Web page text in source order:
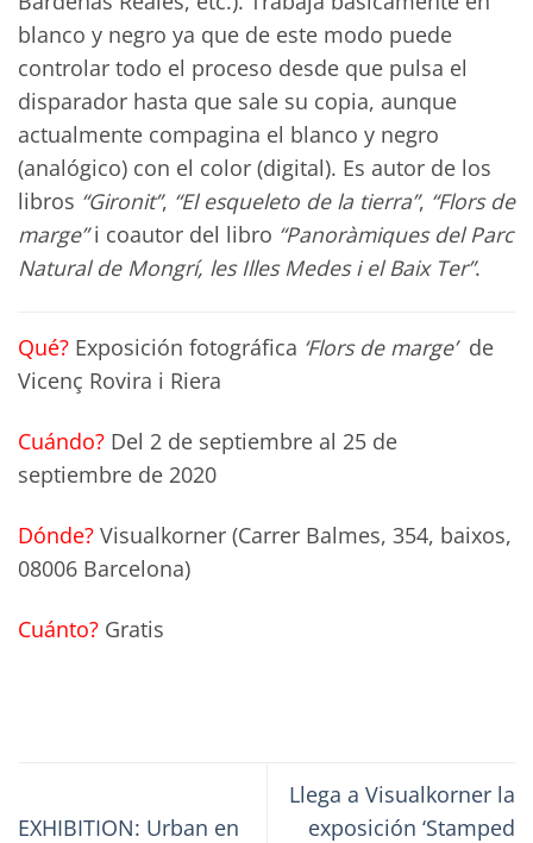
blanco y negro ya que de este modo puede
controlar todo el proceso desde que pulsa el
disparador hasta que sale su copia, aunque
actualmente compagina el blanco y negro
(analógico) con el color (digital). Es autor de los
libros “Gironit”, “El esqueleto de la tierra”, “Flors de
marge”i coautor del libro “Panoràmiques del Parc
Natural de Mongrí, les Illes Medes i el Baix Ter”.
Qué? Exposición fotográfica ‘Flors de marge’ de
Vicenç Rovira i Riera
Cuándo? Del 2 de septiembre al 25 de
septiembre de 2020
Dónde? Visualkorner (Carrer Balmes, 354, baixos,
08006 Barcelona)
Cuánto? Gratis
EXHIBITION: Urban en
Llega a Visualkorner la
exposición ‘Stamped